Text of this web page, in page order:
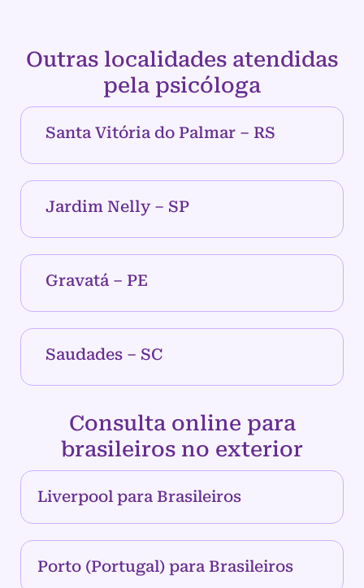
Outras localidades atendidas
pela psicóloga
Santa Vitória do Palmar – RS
Jardim Nelly – SP
Gravatá – PE
Saudades – SC
Consulta online para
brasileiros no exterior
Liverpool para Brasileiros
Porto (Portugal) para Brasileiros